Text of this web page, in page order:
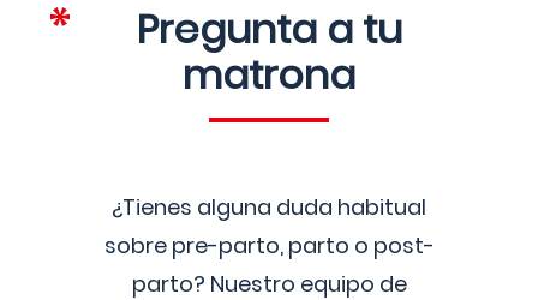
Pregunta a tu
matrona
¿Tienes alguna duda habitual
sobre pre-parto, parto o post-
parto? Nuestro equipo de